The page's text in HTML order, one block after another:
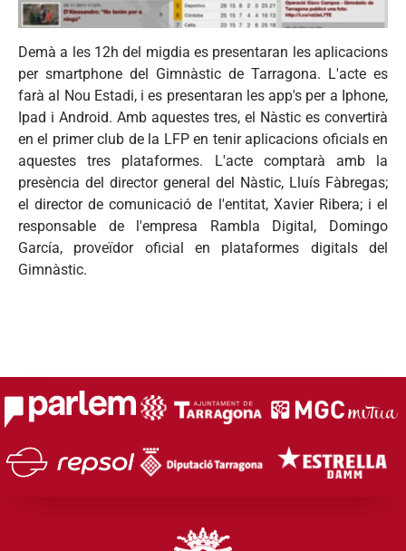
Demà a les 12h del migdia es presentaran les aplicacions
per smartphone del Gimnàstic de Tarragona. L'acte es
farà al Nou Estadi, i es presentaran les app's per a Iphone,
Ipad i Android. Amb aquestes tres, el Nàstic es convertirà
en el primer club de la LFP en tenir aplicacions oficials en
aquestes tres plataformes. L'acte comptarà amb la
presència del director general del Nàstic, Lluís Fàbregas;
el director de comunicació de l'entitat, Xavier Ribera; i el
responsable de l'empresa Rambla Digital, Domingo
García, proveïdor oficial en plataformes digitals del
Gimnàstic.